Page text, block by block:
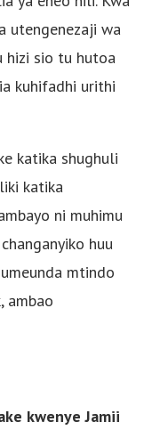
utengenezaji wa
hizi sio tu hutoa
kuhifadhi urithi
katika shughuli
katika
ni muhimu
huu
mtindo
ambao
kwenye Jamii